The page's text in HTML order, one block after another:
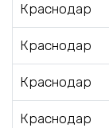
Краснодар
Краснодар
Краснодар
Краснодар